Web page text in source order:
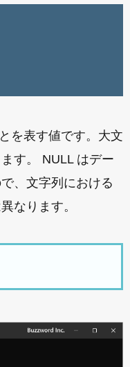
を表す値です。大文
す。 NULL はデー
、文字列における
なります。